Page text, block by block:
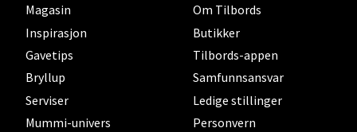
Magasin
Inspirasjon
Gavetips
Bryllup
Serviser
Mummi-univers
Om Tilbords
Butikker
Tilbords-appen
Samfunnsansvar
Ledige stillinger
Personvern
Bergen - Thon Senter Lagunen
Laguneveien 1, 5239 Bergen
Åpent i dag 10-21